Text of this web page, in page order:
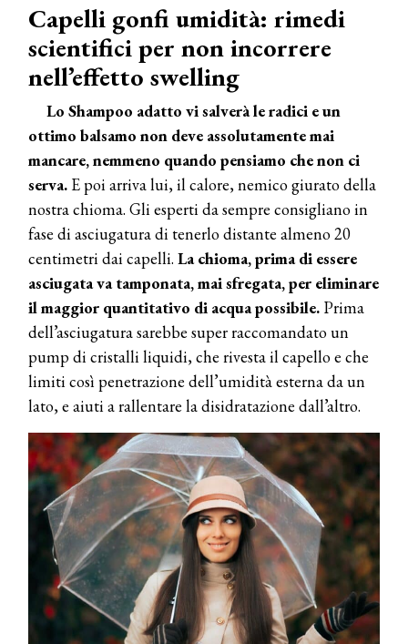
Capelli gonfi umidità: rimedi
scientifici per non incorrere
nell’effetto swelling
Lo Shampoo adatto vi salverà le radici e un
ottimo balsamo non deve assolutamente mai
mancare, nemmeno quando pensiamo che non ci
serva. E poi arriva lui, il calore, nemico giurato della
nostra chioma. Gli esperti da sempre consigliano in
fase di asciugatura di tenerlo distante almeno 20
centimetri dai capelli. La chioma, prima di essere
asciugata va tamponata, mai sfregata, per eliminare
il maggior quantitativo di acqua possibile. Prima
dell’asciugatura sarebbe super raccomandato un
pump di cristalli liquidi, che rivesta il capello e che
limiti così penetrazione dell’umidità esterna da un
lato, e aiuti a rallentare la disidratazione dall’altro.